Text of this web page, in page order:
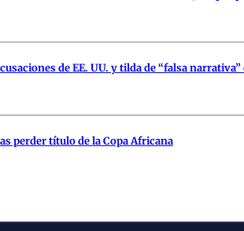
de EE. UU. y tilda de “falsa
perder título de la Copa Africana